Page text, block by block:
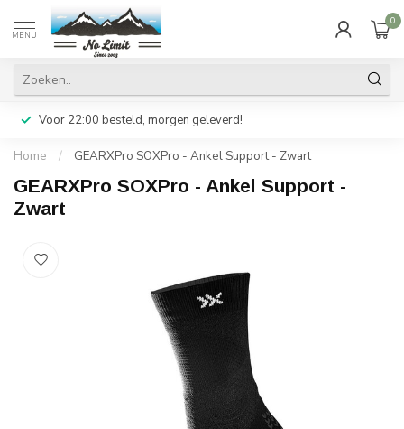
MENU
0
Voor 22:00 besteld, morgen geleverd!
Home / GEARXPro SOXPro - Ankel Support - Zwart
GEARXPro SOXPro - Ankel Support -
Zwart